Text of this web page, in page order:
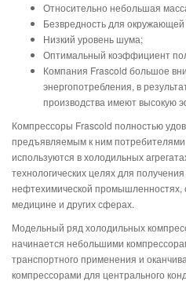
Относительно небольшая
Безвредность для
Низкий уровень шума;
Оптимальный коэффициент
Компания Frascold большое
энергопотребления, в
производства имеют высокую
Компрессоры Frascold полностью
предъявляемым к ним
используются в холодильных
технологических целях для
нефтехимической промышленностях,
медицине и других сферах.
Модельный ряд холодильных
начинается небольшими
транспортного применения и
компрессорами для центрального